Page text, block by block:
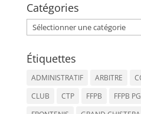
Catégories
Catégories
Étiquettes
ADMINISTRATIF ARBITRE
CLUB
CTP FFPB FFPB